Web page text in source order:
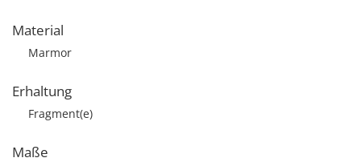
Material
Marmor
Erhaltung
Fragment(e)
Maße